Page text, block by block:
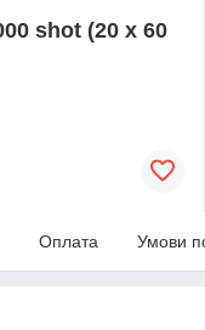
shot (20 x 60
Оплата Умови